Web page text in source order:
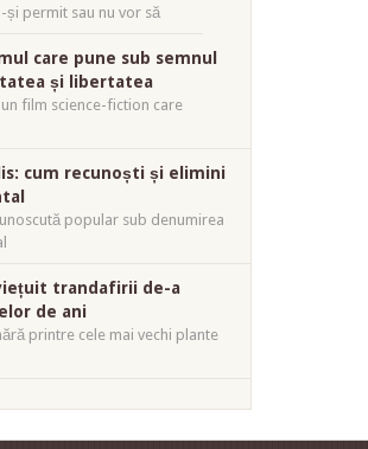
și permit sau nu vor să
care pune sub semnul
și libertatea
un film science-fiction care
cum recunoști și elimini
popular sub denumirea
trandafirii de-a
de ani
printre cele mai vechi plante